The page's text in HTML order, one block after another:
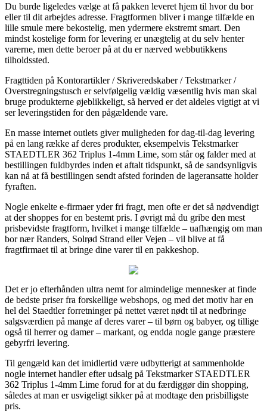
Du burde ligeledes vælge at få pakken leveret hjem til hvor du bor
eller til dit arbejdes adresse. Fragtformen bliver i mange tilfælde en
lille smule mere bekostelig, men ydermere ekstremt smart. Den
mindst kostelige form for levering er unægtelig at du selv henter
varerne, men dette beroer på at du er nærved webbutikkens
tilholdssted.
Fragttiden på Kontorartikler / Skriveredskaber / Tekstmarker /
Overstregningstusch er selvfølgelig vældig væsentlig hvis man skal
bruge produkterne øjeblikkeligt, så herved er det aldeles vigtigt at vi
ser leveringstiden for den pågældende vare.
En masse internet outlets giver muligheden for dag-til-dag levering
på en lang række af deres produkter, eksempelvis Tekstmarker
STAEDTLER 362 Triplus 1-4mm Lime, som står og falder med at
bestillingen fuldbyrdes inden et aftalt tidspunkt, så de sandsynligvis
kan nå at få bestillingen sendt afsted forinden de lageransatte holder
fyraften.
Nogle enkelte e-firmaer yder fri fragt, men ofte er det så nødvendigt
at der shoppes for en bestemt pris. I øvrigt må du gribe den mest
prisbevidste fragtform, hvilket i mange tilfælde – uafhængig om man
bor nær Randers, Solrød Strand eller Vejen – vil blive at få
fragtfirmaet til at bringe dine varer til en pakkeshop.
Det er jo efterhånden ultra nemt for almindelige mennesker at finde
de bedste priser fra forskellige webshops, og med det motiv har en
hel del Staedtler forretninger på nettet været nødt til at nedbringe
salgsværdien på mange af deres varer – til børn og babyer, og tillige
også til herrer og damer – markant, og endda nogle gange præstere
gebyrfri levering.
Til gengæld kan det imidlertid være udbytterigt at sammenholde
nogle internet handler efter udsalg på Tekstmarker STAEDTLER
362 Triplus 1-4mm Lime forud for at du færdiggør din shopping,
således at man er usvigeligt sikker på at modtage den prisbilligste
pris.